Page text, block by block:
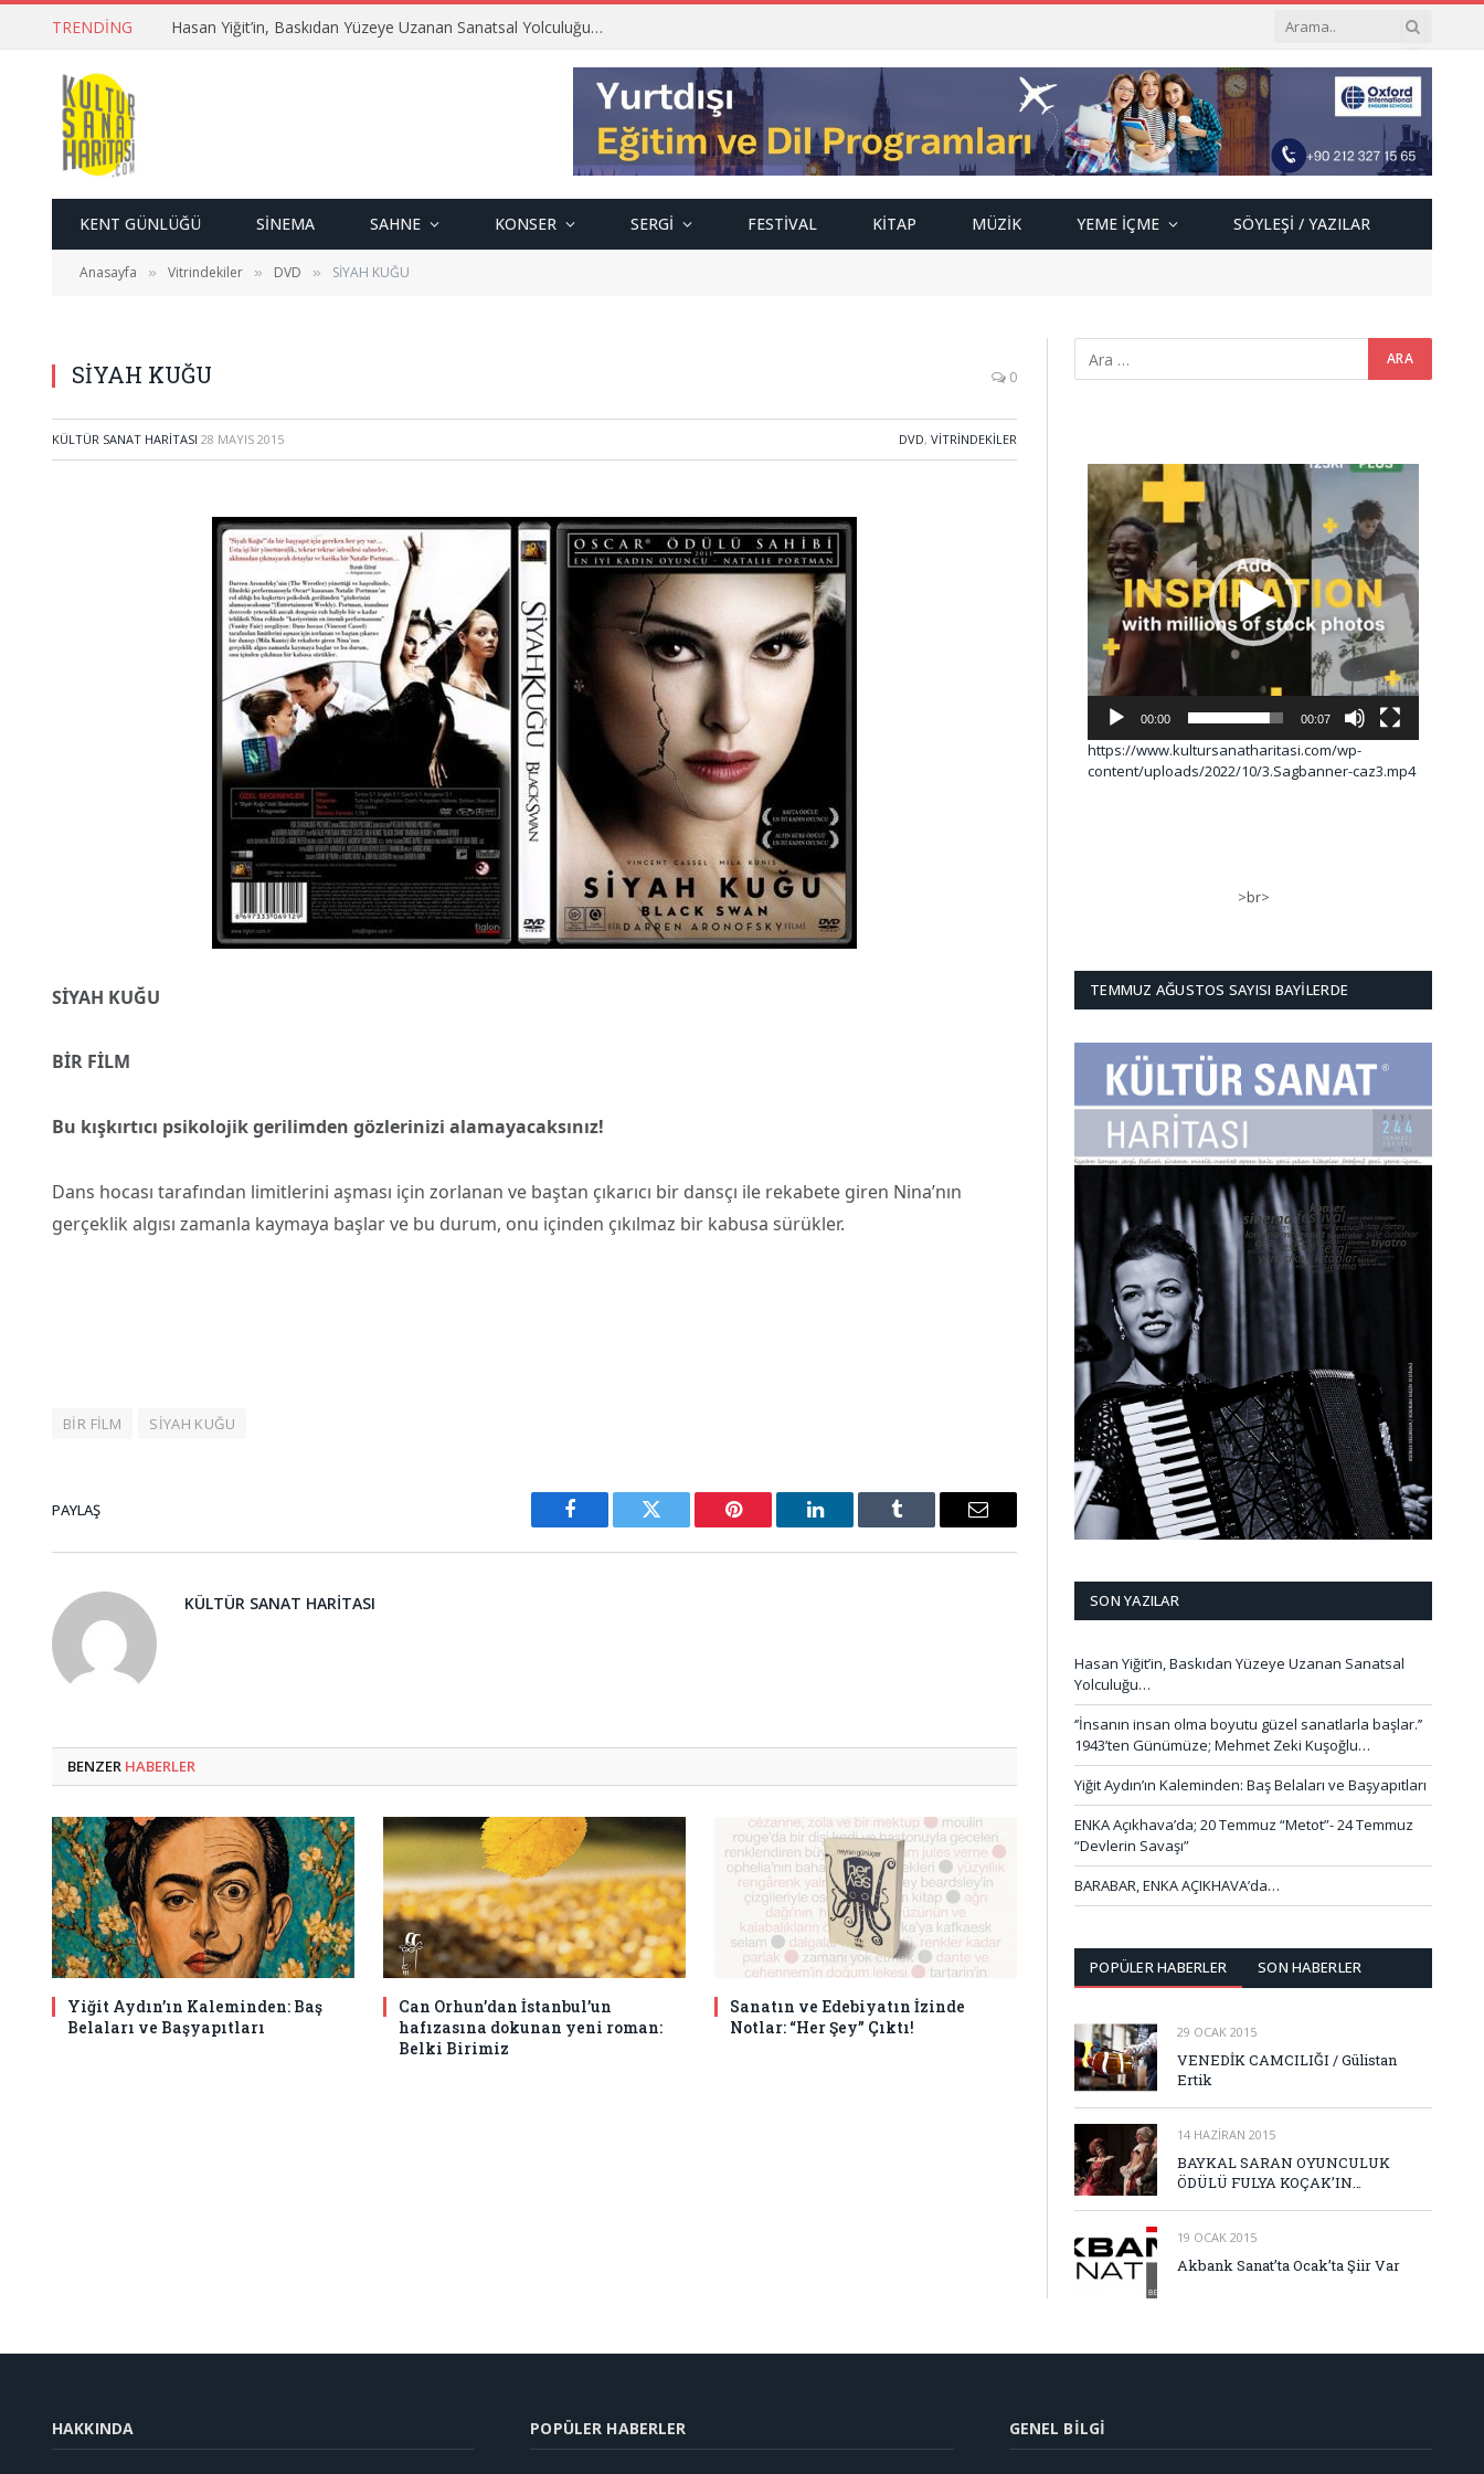
TRENDING Hasan Yiğit’in, Baskıdan Yüzeye Uzanan Sanatsal Yolculuğu…
KENT GÜNLÜĞÜ SINEMA SAHNE KONSER SERGI FESTIVAL KITAP MÜZIK YEME İÇME SÖYLEŞI / YAZILAR
Anasayfa » Vitrindekiler » DVD » SİYAH KUĞU
SİYAH KUĞU 0
KÜLTÜR SANAT HARITASI 28 MAYIS 2015 DVD, VITRINDEKILER
SİYAH KUĞU
BİR FİLM
Bu kışkırtıcı psikolojik gerilimden gözlerinizi alamayacaksınız!
Dans hocası tarafından limitlerini aşması için zorlanan ve baştan çıkarıcı bir dansçı ile rekabete giren Nina’nın
gerçeklik algısı zamanla kaymaya başlar ve bu durum, onu içinden çıkılmaz bir kabusa sürükler.
BİR FİLM SİYAH KUĞU
PAYLAŞ
Facebook Twitter Pinterest LinkedIn Tumblr Email
KÜLTÜR SANAT HARITASI
BENZER HABERLER
Yiğit Aydın’ın Kaleminden: Baş
Belaları ve Başyapıtları
Can Orhun’dan İstanbul’un
hafızasına dokunan yeni roman:
Belki Birimiz
Sanatın ve Edebiyatın İzinde
Notlar: “Her Şey” Çıktı!
Video
oynatıcı
00:00 00:07
https://www.kultursanatharitasi.com/wp-
content/uploads/2022/10/3.Sagbanner-caz3.mp4
>br>
TEMMUZ AĞUSTOS SAYISI BAYILERDE
SON YAZILAR
Hasan Yiğit’in, Baskıdan Yüzeye Uzanan Sanatsal
Yolculuğu…
‘’İnsanın insan olma boyutu güzel sanatlarla başlar.’’
1943’ten Günümüze; Mehmet Zeki Kuşoğlu…
Yiğit Aydın’ın Kaleminden: Baş Belaları ve Başyapıtları
ENKA Açıkhava’da; 20 Temmuz “Metot”- 24 Temmuz
“Devlerin Savaşı”
BARABAR, ENKA AÇIKHAVA’da…
POPÜLER HABERLER SON HABERLER
29 OCAK 2015
VENEDİK CAMCILIĞI / Gülistan
Ertik
14 HAZIRAN 2015
BAYKAL SARAN OYUNCULUK
ÖDÜLÜ FULYA KOÇAK’IN…
19 OCAK 2015
Akbank Sanat’ta Ocak’ta Şiir Var
HAKKINDA POPÜLER HABERLER GENEL BILGI